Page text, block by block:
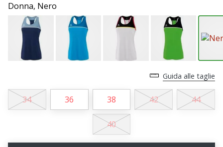
come
marchio
Ambassador.
Tempo di lettura: 2 min.
Weplayvolleyball
affiliate
Hai
Donna, Nero
Guida alle taglie
34 36 38 42 44
40